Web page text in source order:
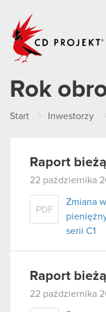
Rok
Start Inwestorzy
Raport
22 października
PDF
Zmiana
serii C1
Raport
22 października